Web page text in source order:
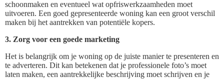
schoonmaken en eventueel wat opfriswerkzaamheden moet
uitvoeren. Een goed gepresenteerde woning kan een groot verschil
maken bij het aantrekken van potentiële kopers.
3. Zorg voor een goede marketing
Het is belangrijk om je woning op de juiste manier te presenteren en
te adverteren. Dit kan betekenen dat je professionele foto’s moet
laten maken, een aantrekkelijke beschrijving moet schrijven en je